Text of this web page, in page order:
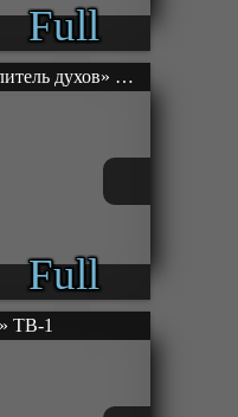
Full
Full
«Портрет Цзянху: Повелитель духов» ТВ-1
ТВ-1